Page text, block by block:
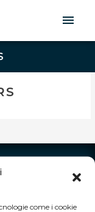
come i cookie